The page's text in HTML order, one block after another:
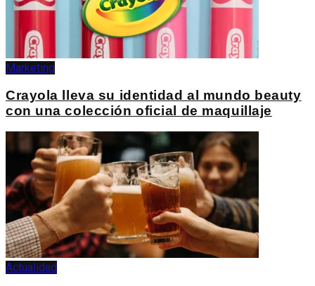
Marketing
Crayola lleva su identidad al mundo beauty
con una colección oficial de maquillaje
Actualidad